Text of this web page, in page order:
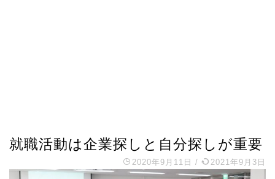
就職活動は企業探しと自分探しが重要
2020年9月11日 / 2021年9月3日